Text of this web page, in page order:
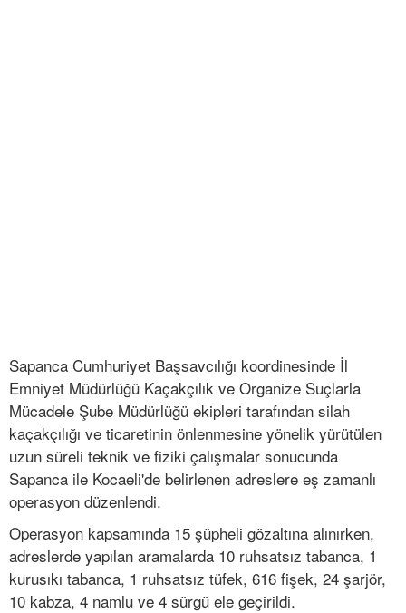
Sapanca Cumhuriyet Başsavcılığı koordinesinde İl
Emniyet Müdürlüğü Kaçakçılık ve Organize Suçlarla
Mücadele Şube Müdürlüğü ekipleri tarafından silah
kaçakçılığı ve ticaretinin önlenmesine yönelik yürütülen
uzun süreli teknik ve fiziki çalışmalar sonucunda
Sapanca ile Kocaeli'de belirlenen adreslere eş zamanlı
operasyon düzenlendi.
Operasyon kapsamında 15 şüpheli gözaltına alınırken,
adreslerde yapılan aramalarda 10 ruhsatsız tabanca, 1
kurusıkı tabanca, 1 ruhsatsız tüfek, 616 fişek, 24 şarjör,
10 kabza, 4 namlu ve 4 sürgü ele geçirildi.